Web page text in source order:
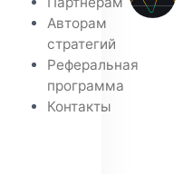
Авторам
стратегий
Реферальная
программа
Контакты